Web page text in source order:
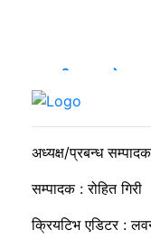
व्यवसायी मुन्दडाको
अध्यक्ष/प्रबन्ध सम्पादक
सम्पादक : रोहित गिरी
क्रियटिभ एडिटर :